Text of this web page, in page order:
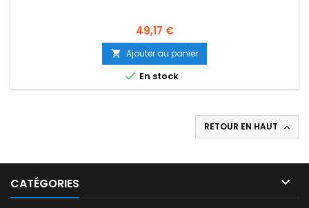
Prix
49,17 €
 Ajouter au panier
 En stock
RETOUR EN HAUT 
CATÉGORIES 